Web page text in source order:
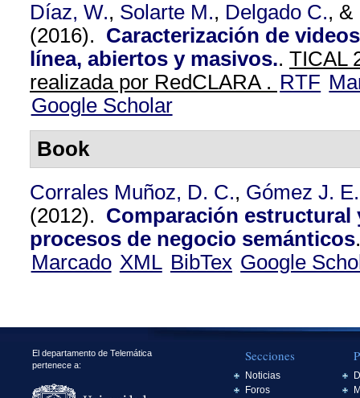
Díaz, W., Solarte M., Delgado C., &
(2016). Caracterización de
línea, abiertos y masivos.. TICAL
realizada por RedCLARA . RTF
Google Scholar
Book
Corrales Muñoz, D. C., Gómez J. E.
(2012). Comparación estructural
procesos de negocio semánticos
Marcado XML BibTex Google
El departamento de Telemática
pertenece a:
Secciones
Noticias
Foros